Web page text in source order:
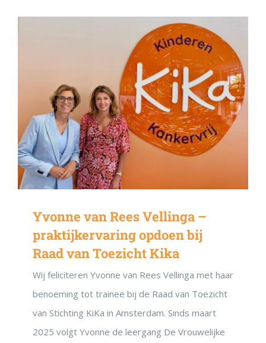
Yvonne van Rees Vellinga –
praktijkervaring opdoen bij
Raad van Toezicht Kika
Wij feliciteren Yvonne van Rees Vellinga met haar
benoeming tot trainee bij de Raad van Toezicht
van Stichting KiKa in Amsterdam. Sinds maart
2025 volgt Yvonne de leergang De Vrouwelijke